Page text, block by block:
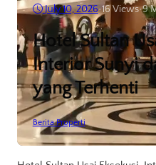
July 10, 2026•16Views•9
Hotel Sultan
Interior Sunyi
yang Terhenti
Berita Properti